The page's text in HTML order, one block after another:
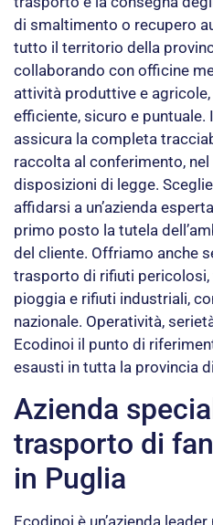
di smaltimento o recupero
tutto il territorio della
collaborando con officine
attività produttive e
efficiente, sicuro e
assicura la completa
raccolta al conferimento,
disposizioni di legge.
affidarsi a un’azienda
primo posto la tutela
del cliente. Offriamo anche
trasporto di rifiuti pericolosi,
pioggia e rifiuti industriali,
nazionale. Operatività,
Ecodinoi il punto di
esausti in tutta la provincia
Azienda
trasporto di
in Puglia